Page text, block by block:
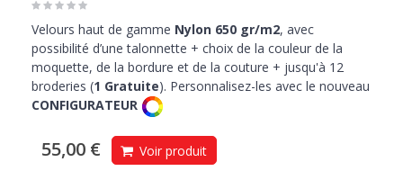
Velours haut de gamme Nylon 650 gr/m2, avec
possibilité d’une talonnette + choix de la couleur de la
moquette, de la bordure et de la couture + jusqu'à 12
broderies (1 Gratuite). Personnalisez-les avec le nouveau
CONFIGURATEUR
55,00 € Voir produit